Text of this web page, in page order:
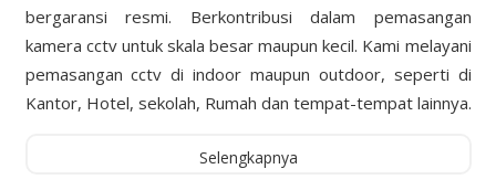
bergaransi resmi. Berkontribusi dalam pemasangan
kamera cctv untuk skala besar maupun kecil. Kami melayani
pemasangan cctv di indoor maupun outdoor, seperti di
Kantor, Hotel, sekolah, Rumah dan tempat-tempat lainnya.
Selengkapnya